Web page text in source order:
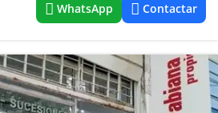
WhatsApp Contactar